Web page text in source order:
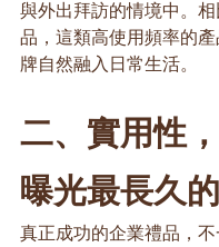
與外出拜訪的情境中。
品，這類高使用頻率的
牌自然融入日常生活。
二、實用性
曝光最長久
真正成功的企業禮品，